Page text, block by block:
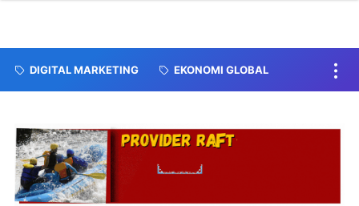
DIGITAL MARKETING EKONOMI GLOBAL